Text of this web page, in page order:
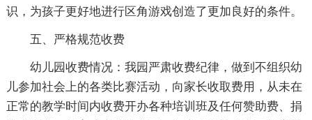
识，为孩子更好地进行区角游戏创造了更加良好的条件。
五、严格规范收费
幼儿园收费情况：我园严肃收费纪律，做到不组织幼
儿参加社会上的各类比赛活动，向家长收取费用，从未在
正常的教学时间内收费开办各种培训班及任何赞助费、捐